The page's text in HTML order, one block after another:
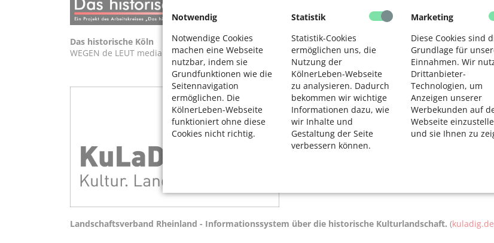
Notwendig
Notwendige Cookies
machen eine Webseite
nutzbar, indem sie
Grundfunktionen wie die
Seitennavigation
ermöglichen. Die
KölnerLeben-Webseite
funktioniert ohne diese
Cookies nicht richtig.
Statistik
Statistik-Cookies
ermöglichen uns, die
Nutzung der
KölnerLeben-Webseite
zu analysieren. Dadurch
bekommen wir wichtige
Informationen dazu, wie
wir Inhalte und
Gestaltung der Seite
verbessern können.
Marketing
Diese Cookies sind
Grundlage für
Einnahmen. Wir
Drittanbieter-
Technologien, um
Anzeigen unserer
Werbekunden auf
Webseite
und sie Ihnen zu
Das historische Köln
WEGEN de LEUT media - Das Projekt "Das historische Köln" (wegen-de-leut.de
Landschaftsverband Rheinland - Informationssystem über die historische Kulturlandschaft. (kuladig.de